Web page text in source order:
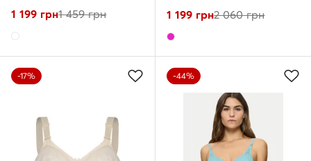
1 199 грн1 459грн 1 199 грн2 060грн
-17% -44%